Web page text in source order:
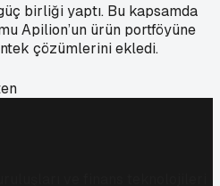
birliği yaptı. Bu kapsamda
Apilion’un ürün portföyüne
çözümlerini ekledi.